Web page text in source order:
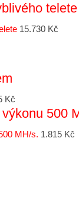
telete
15.730 Kč
Kč
500
1.815 Kč